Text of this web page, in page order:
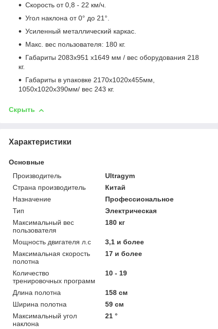
Скорость от 0,8 - 22 км/ч.
Угол наклона от 0° до 21°.
Усиленный металлический каркас.
Макс. вес пользователя: 180 кг.
Габариты 2083x951 x1649 мм / вес оборудования 218
кг.
Габариты в упаковке 2170x1020x455мм,
1050x1020x390мм/ вес 243 кг.
Скрыть
Характеристики
Основные
Производитель
Ultragym
Страна производитель
Китай
Назначение
Профессиональное
Тип
Электрическая
Максимальный вес
пользователя
180 кг
Мощность двигателя л.с
3,1 и более
Максимальная скорость
полотна
17 и более
Количество
тренировочных программ
10 - 19
Длина полотна
158 см
Ширина полотна
59 см
Максимальный угол
наклона
21 °